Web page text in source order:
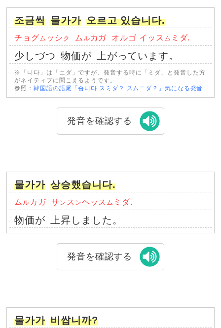
조금씩 물가가 오르고 있습니다.
チョグム ッシ ク ム ル カガ オルゴ イッス ム ミダ.
少しづつ 物価が 上がっています。
※「니다」は「ニダ」ですが、発音する時に「ミダ」と発音した方
がネイティブに聞こえるようです。
参照：韓国語の語尾「습니다 スミダ？ スムニダ？」気になる発音
発音を確認する
물가가 상승했습니다.
ム ル カガ サ ン ス ンヘッス ム ミダ.
物価が 上昇しました。
発音を確認する
물가가 비쌉니까?